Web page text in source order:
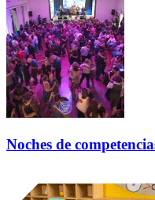
Noches de